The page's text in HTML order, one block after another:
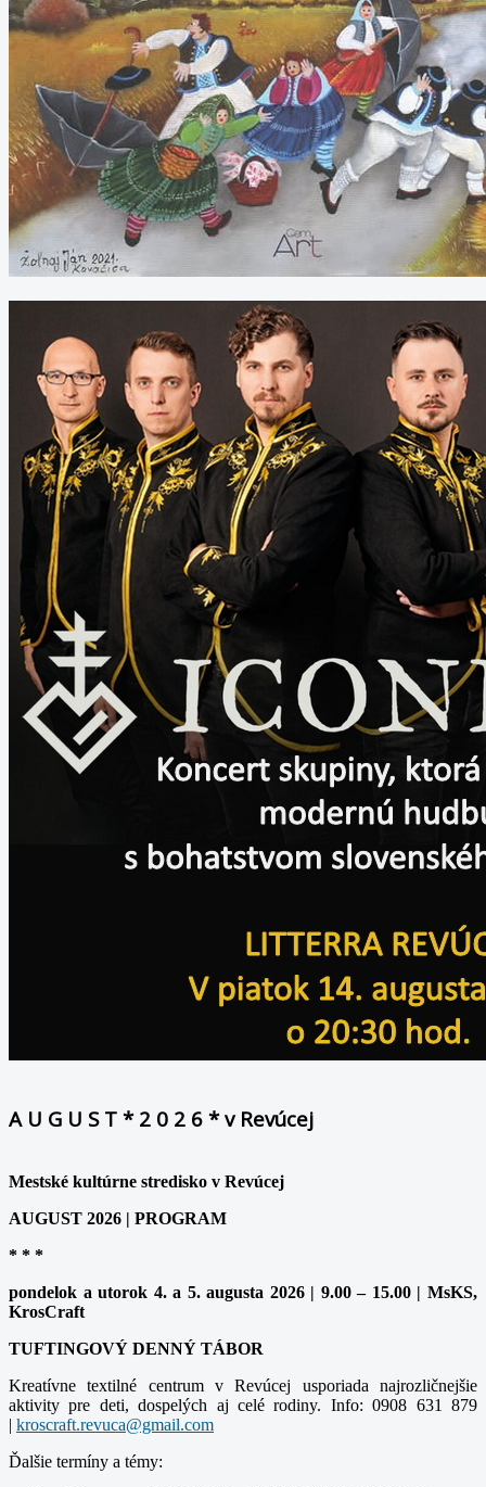
A U G U S T * 2 0 2 6 * v Revúcej
Mestské kultúrne stredisko v Revúcej
AUGUST 2026 | PROGRAM
* * *
pondelok a utorok 4. a 5. augusta 2026 | 9.00 – 15.00 | MsKS,
KrosCraft
TUFTINGOVÝ DENNÝ TÁBOR
Kreatívne textilné centrum v Revúcej usporiada najrozličnejšie
aktivity pre deti, dospelých aj celé rodiny. Info: 0908 631 879
|
Ďalšie termíny a témy: